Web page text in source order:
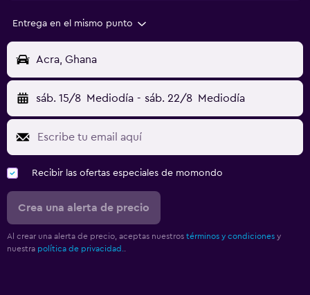
Entrega en el mismo punto
Acra, Ghana
sáb. 15/8 Mediodía - sáb. 22/8 Mediodía
Recibir las ofertas especiales de momondo
Crea una alerta de precio
Al crear una alerta de precio, aceptas nuestros términos y condiciones y
nuestra política de privacidad.